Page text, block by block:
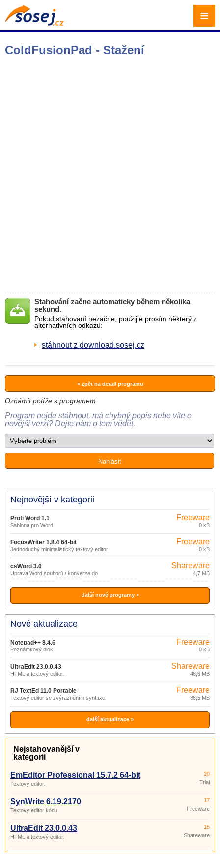
ColdFusionPad - Stažení
Stahování začne automaticky během několika
sekund.
Pokud stahovaní nezačne, použijte prosím některý z
alternativních odkazů:
stáhnout z download.sosej.cz
» zpět na detail programu
Oznámit potíže s programem
Program nejde stáhnout, má chybný popis nebo víte o
novější verzi? Dejte nám o tom vědět.
Nejnovější v kategorii
Profi Word 1.1
Šablona pro Word
Freeware
0 kB
FocusWriter 1.8.4 64-bit
Jednoduchý minimalistický textový editor
Freeware
0 kB
csWord 3.0
Úprava Word souborů / konverze do
Shareware
4,7 MB
další nové programy »
Nové aktualizace
Notepad++ 8.4.6
Poznámkový blok
Freeware
0 kB
UltraEdit 23.0.0.43
HTML a textový editor.
Shareware
48,6 MB
RJ TextEd 11.0 Portable
Textový editor se zvýrazněním syntaxe.
Freeware
88,5 MB
další aktualizace »
Nejstahovanější v
kategorii
EmEditor Professional 15.7.2 64-bit
Textový editor.
20
Trial
SynWrite 6.19.2170
Textový editor kódu.
17
Freeware
UltraEdit 23.0.0.43
HTML a textový editor.
15
Shareware
≡